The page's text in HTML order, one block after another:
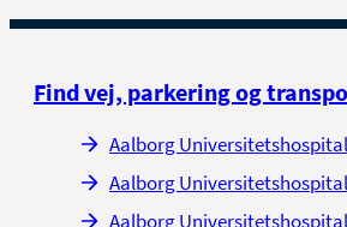
Find vej, parkering og
Aalborg
Aalborg
Aalborg